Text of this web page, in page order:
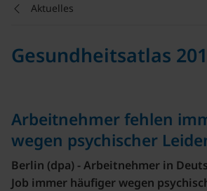
Aktuelles
Gesundheitsatlas
Arbeitnehmer fehlen
wegen psychischer
Berlin (dpa) - Arbeitnehmer in
Job immer häufiger wegen